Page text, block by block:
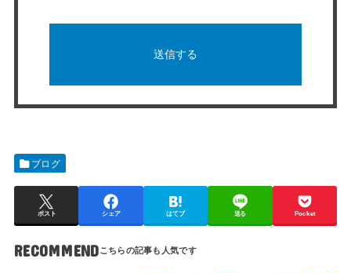
ブログ
ポスト シェア はてブ 送る Pocket
RECOMMEND